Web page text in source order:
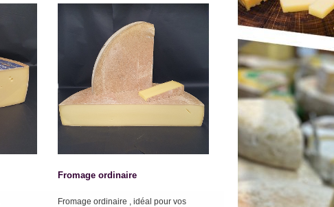
Fromage ordinaire
Fromage ordinaire , idéal pour vos